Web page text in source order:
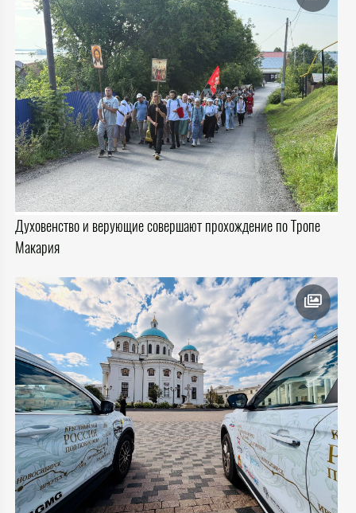
Духовенство и верующие совершают прохождение по Тропе
Макария